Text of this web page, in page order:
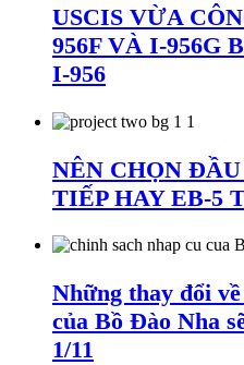
USCIS VỪA
956F VÀ I-956G
I-956
NÊN CHỌN
TIẾP HAY EB-5
Những thay đổi
của Bồ Đào Nha
1/11